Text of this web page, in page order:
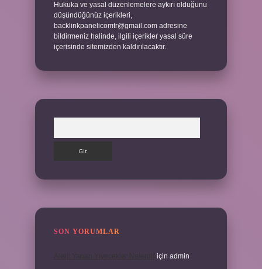
Hukuka ve yasal düzenlemelere aykırı olduğunu
düşündüğünüz içerikleri,
backlinkpanelicomtr@gmail.com adresine
bildirmeniz halinde, ilgili içerikler yasal süre
içerisinde sitemizden kaldırılacaktır.
SON YORUMLAR
için admin